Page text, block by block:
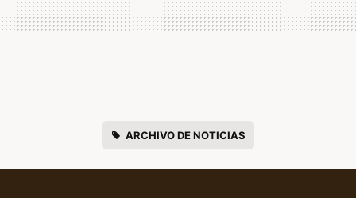
ARCHIVO DE NOTICIAS